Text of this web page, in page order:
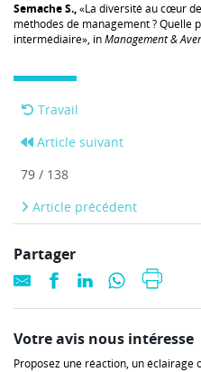
Semache S.,«La diversité au cœur
méthodes de management ? Quelle
intermédiaire», inManagement &
Travail
Article suivant
79 / 138
Article précédent
Partager
Votre avis nous intéresse
Proposez une réaction, un éclairage